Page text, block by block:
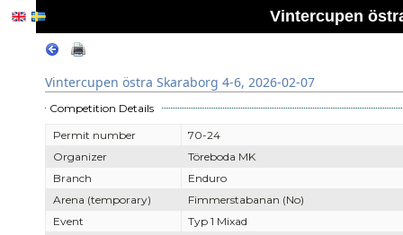
Vintercupen
Vintercupen östra Skaraborg 4-6, 2026-02-07
Competition Details
Permit number
70-24
Organizer
Töreboda MK
Branch
Enduro
Arena (temporary)
Fimmerstabanan (No)
Event
Typ 1 Mixad